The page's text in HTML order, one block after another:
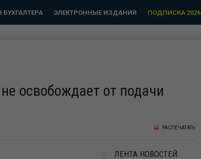
ЭЛЕКТРОННЫЕ ИЗДАНИЯ ПОДПИСКА 2026
освобождает от подачи
РАСПЕЧАТАТЬ
ЛЕНТА НОВОСТЕЙ